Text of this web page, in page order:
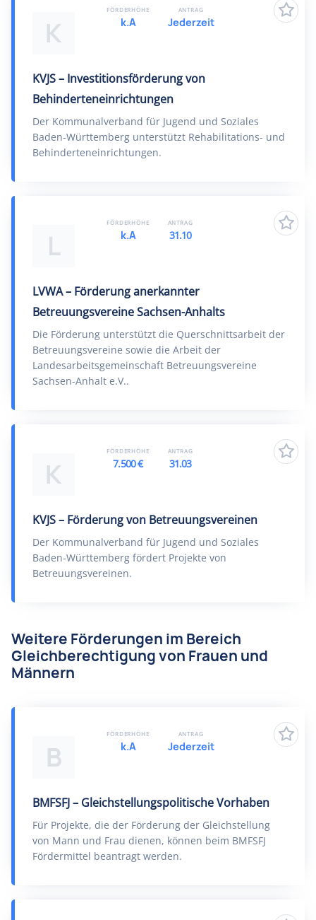
K
KVJS – Investitionsförderung von
Behinderteneinrichtungen
Der Kommunalverband für Jugend und Soziales
Baden-Württemberg unterstützt Rehabilitations- und
Behinderteneinrichtungen.
FÖRDERHÖHE
k.A
ANTRAG
Jederzeit
L
LVWA – Förderung anerkannter
Betreuungsvereine Sachsen-Anhalts
Die Förderung unterstützt die Querschnittsarbeit der
Betreuungsvereine sowie die Arbeit der
Landesarbeitsgemeinschaft Betreuungsvereine
Sachsen-Anhalt e.V..
FÖRDERHÖHE
k.A
ANTRAG
31.10
K
KVJS – Förderung von Betreuungsvereinen
Der Kommunalverband für Jugend und Soziales
Baden-Württemberg fördert Projekte von
Betreuungsvereinen.
FÖRDERHÖHE
7.500 €
ANTRAG
31.03
Weitere Förderungen im Bereich
Gleichberechtigung von Frauen und
Männern
B
BMFSFJ – Gleichstellungspolitische Vorhaben
Für Projekte, die der Förderung der Gleichstellung
von Mann und Frau dienen, können beim BMFSFJ
Fördermittel beantragt werden.
FÖRDERHÖHE
k.A
ANTRAG
Jederzeit